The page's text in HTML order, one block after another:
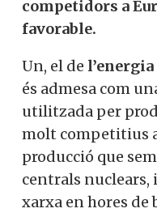
entrar en
condicions, però
producció
competidors a
favorable.
Un, el de
és admesa com
utilitzada per
molt competitius